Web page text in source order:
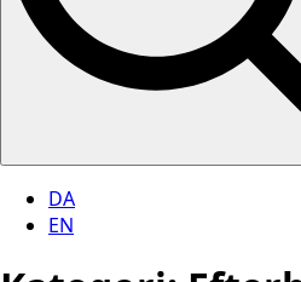
DA
EN